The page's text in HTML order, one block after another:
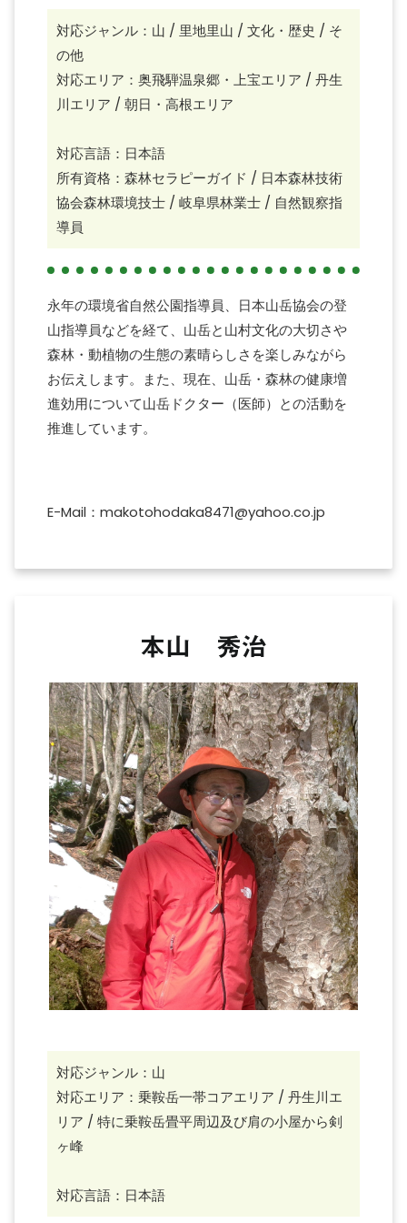
対応ジャンル：山 / 里地里山 / 文化・歴史 / そ
の他
対応エリア：奥飛騨温泉郷・上宝エリア / 丹生
川エリア / 朝日・高根エリア
対応言語：日本語
所有資格：森林セラピーガイド / 日本森林技術
協会森林環境技士 / 岐阜県林業士 / 自然観察指
導員
永年の環境省自然公園指導員、日本山岳協会の登
山指導員などを経て、山岳と山村文化の大切さや
森林・動植物の生態の素晴らしさを楽しみながら
お伝えします。また、現在、山岳・森林の健康増
進効用について山岳ドクター（医師）との活動を
推進しています。
E-Mail：makotohodaka8471@yahoo.co.jp
本山 秀治
対応ジャンル：山
対応エリア：乗鞍岳一帯コアエリア / 丹生川エ
リア / 特に乗鞍岳畳平周辺及び肩の小屋から剣
ヶ峰
対応言語：日本語